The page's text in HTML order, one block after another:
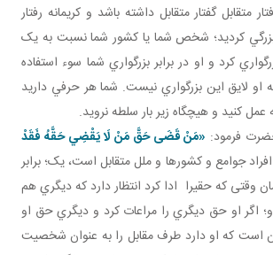
متقابل گفتار متقابل داشته باشد و کريمانه رفتار
بزرگي کرديد؛ شخص شما يا کشور شما نسبت به يک
کرد و او در برابر بزرگواري شما سوء استفاده
او لايق اين بزرگواري نيست. شما هر حرفي داريد
عمل کنيد و هيچ گاه زير بار سلطه نرويد.
فرمود: «مَنْ قَضَى حَقَّ مَنْ لَا يَقْضِي حَقَّهُ فَقَدْ
جوامع و کشورها و ملل متقابل است، يک؛ برابر
وقتی که حقيرا ادا کرد انتظار دارد که ديگري هم
اگر او حق ديگري را مراعات کرد و ديگري حق او
است که او دارد طرف مقابل را به عنوان شخصيت